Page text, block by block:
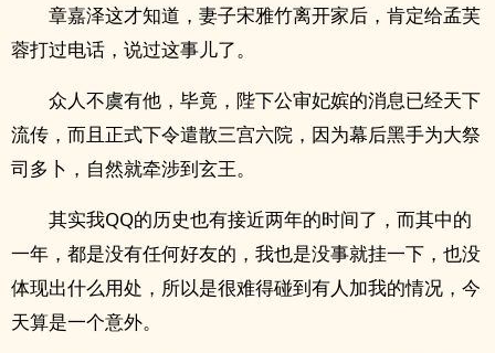
章嘉泽这才知道，妻子宋雅竹离开家后，肯定给孟芙
蓉打过电话，说过这事儿了。
众人不虞有他，毕竟，陛下公审妃嫔的消息已经天下
流传，而且正式下令遣散三宫六院，因为幕后黑手为大祭
司多卜，自然就牵涉到玄王。
其实我QQ的历史也有接近两年的时间了，而其中的
一年，都是没有任何好友的，我也是没事就挂一下，也没
体现出什么用处，所以是很难得碰到有人加我的情况，今
天算是一个意外。